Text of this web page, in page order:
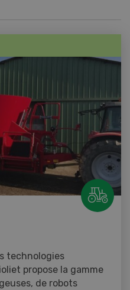
technologies
propose la gamme
de robots